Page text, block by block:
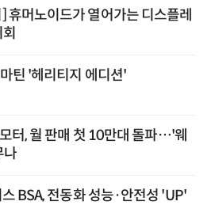
휴머노이드가 열어가는 디스플레
틴 '헤리티지 에디션'
터, 월 판매 첫 10만대 돌파…'웨
나
BSA, 전동화 성능·안전성 'UP'